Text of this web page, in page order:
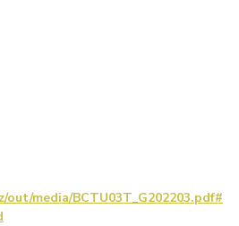
media/BCTU03T_G202203.pdf#